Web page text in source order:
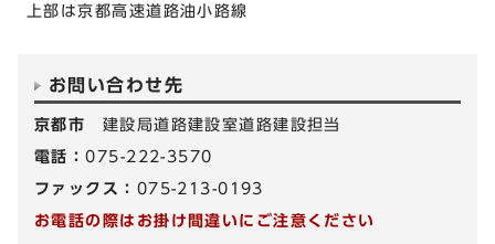
上部は京都高速道路油小路線
お問い合わせ先
京都市 建設局道路建設室道路建設担当
電話：075-222-3570
ファックス： 075-213-0193
お電話の際はお掛け間違いにご注意ください